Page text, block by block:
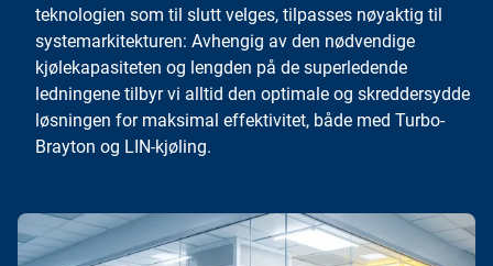
teknologien som til slutt velges, tilpasses nøyaktig til
systemarkitekturen: Avhengig av den nødvendige
kjølekapasiteten og lengden på de superledende
ledningene tilbyr vi alltid den optimale og skreddersydde
løsningen for maksimal effektivitet, både med Turbo-
Brayton og LIN-kjøling.